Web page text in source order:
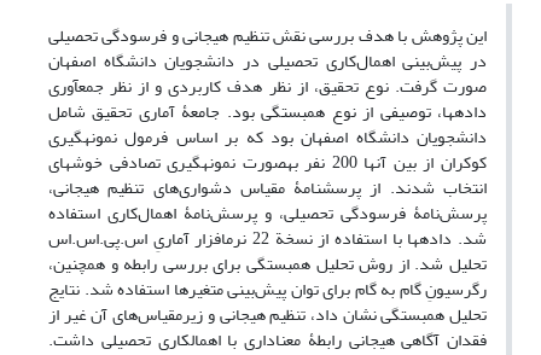
این پژوهش با هدف بررسی نقش تنظیم هیجانی و فرسودگی تحصیلی
در پیش‌بینی اهمال‌کاری تحصیلی در دانشجویان دانشگاه اصفهان
صورت گرفت. نوع تحقیق، از نظر هدف کاربردی و از نظر جمع­آوری
داده­ها، توصیفی از نوع هم­بستگی بود. جامعۀ آماری تحقیق شامل
دانشجویان دانشگاه اصفهان بود که بر اساس فرمول نمونه­گیری
کوکران از بین آن­ها 200 نفر به­صورت نمونه­گیری تصادفی خوشه­ای
انتخاب شدند. از پرسش­نامۀ مقیاس دشواری‌های تنظیم هیجانی،
پرسش‌نامۀ فرسودگی تحصیلی، و پرسش‌نامۀ اهمال‌کاری استفاده
شد. داده­ها با استفاده از نسخة 22 نرم­افزار آماریِ اس.پی.اس.اس
تحلیل شد. از روش تحلیل هم­بستگی برای بررسی رابطه و همچنین،
رگرسیونِ گام به گام برای توان پیش‌بینی متغیرها استفاده شد. نتایج
تحلیل هم­بستگی نشان داد، تنظیم هیجانی و زیرمقیاس‌های آن غیر از
فقدان آگاهی هیجانی رابطۀ معناداری با اهمال­کاری تحصیلی داشت.